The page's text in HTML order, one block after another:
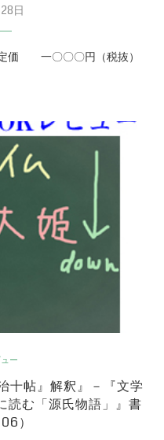
日
価 一〇〇〇円（税抜）
ー
十帖』解釈』－『文学
読む「源氏物語」』書
）